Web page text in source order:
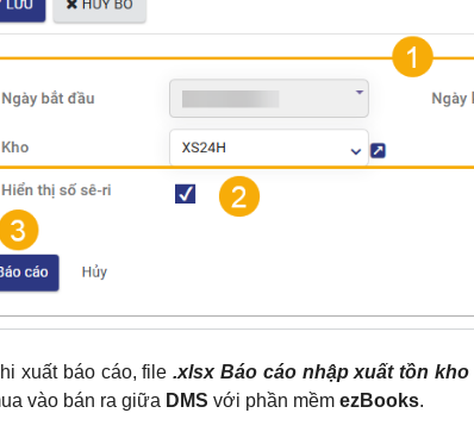
xuất báo cáo, file.xlsx Báo cáo nhập xuất tồn kho
vào bán ra giữa DMS với phần mềmezBooks.